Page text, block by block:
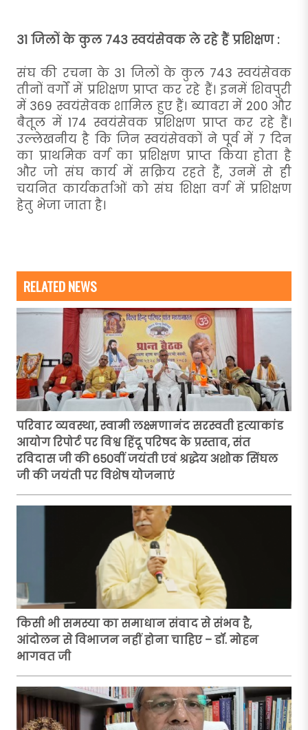
31 जिलों के कुल 743 स्वयंसेवक ले रहे हैं प्रशिक्षण :
संघ की रचना के 31 जिलों के कुल 743 स्वयंसेवक
तीनों वर्गों में प्रशिक्षण प्राप्त कर रहे हैं। इनमें शिवपुरी
में 369 स्वयंसेवक शामिल हुए हैं। ब्यावरा में 200 और
बैतूल में 174 स्वयंसेवक प्रशिक्षण प्राप्त कर रहे हैं।
उल्लेखनीय है कि जिन स्वयंसेवकों ने पूर्व में 7 दिन
का प्राथमिक वर्ग का प्रशिक्षण प्राप्त किया होता है
और जो संघ कार्य में सक्रिय रहते हैं, उनमें से ही
चयनित कार्यकर्ताओं को संघ शिक्षा वर्ग में प्रशिक्षण
हेतु भेजा जाता है।
RELATED NEWS
परिवार व्यवस्था, स्वामी लक्ष्मणानंद सरस्वती हत्याकांड
आयोग रिपोर्ट पर विश्व हिंदू परिषद के प्रस्ताव, संत
रविदास जी की 650वीं जयंती एवं श्रद्धेय अशोक सिंघल
जी की जयंती पर विशेष योजनाएं
किसी भी समस्या का समाधान संवाद से संभव है,
आंदोलन से विभाजन नहीं होना चाहिए – डॉ. मोहन
भागवत जी